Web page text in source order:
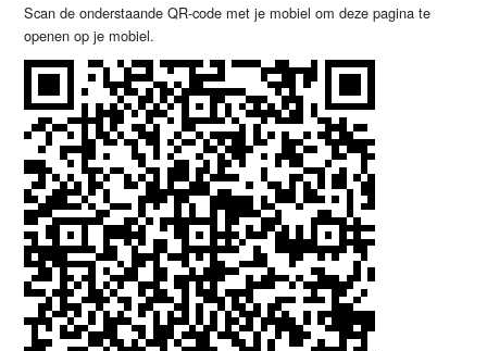
Scan de onderstaande QR-code met je mobiel om deze pagina te
openen op je mobiel.